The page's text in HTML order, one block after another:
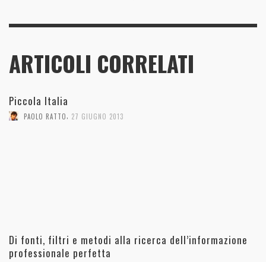
ARTICOLI CORRELATI
Piccola Italia
PAOLO RATTO 27 GIUGNO 2013
Di fonti, filtri e metodi alla ricerca dell’informazione
professionale perfetta